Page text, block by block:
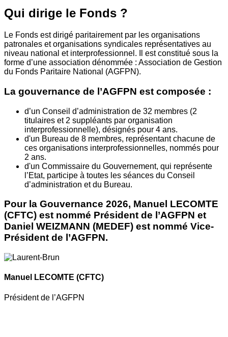
Qui dirige le Fonds ?
Le Fonds est dirigé paritairement par les organisations
patronales et organisations syndicales représentatives au
niveau national et interprofessionnel. Il est constitué sous la
forme d’une association dénommée : Association de Gestion
du Fonds Paritaire National (AGFPN).
La gouvernance de l’AGFPN est composée :
d’un Conseil d’administration de 32 membres (2
titulaires et 2 suppléants par organisation
interprofessionnelle), désignés pour 4 ans.
d'un Bureau de 8 membres, représentant chacune de
ces organisations interprofessionnelles, nommés pour
2 ans.
d'un Commissaire du Gouvernement, qui représente
l’Etat, participe à toutes les séances du Conseil
d’administration et du Bureau.
Pour la Gouvernance 2026, Manuel LECOMTE
(CFTC) est nommé Président de l’AGFPN et
Daniel WEIZMANN (MEDEF) est nommé Vice-
Président de l’AGFPN.
Manuel LECOMTE (CFTC)
Président de l’AGFPN